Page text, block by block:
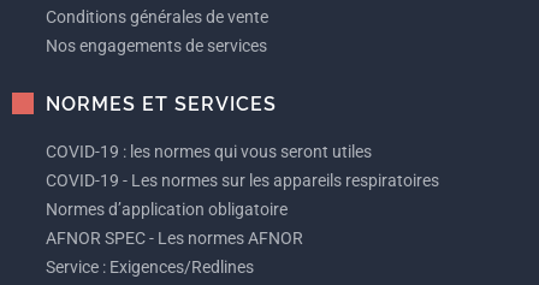
Conditions générales de vente
Nos engagements de services
NORMES ET SERVICES
COVID-19 : les normes qui vous seront utiles
COVID-19 - Les normes sur les appareils respiratoires
Normes d’application obligatoire
AFNOR SPEC - Les normes AFNOR
Service : Exigences/Redlines